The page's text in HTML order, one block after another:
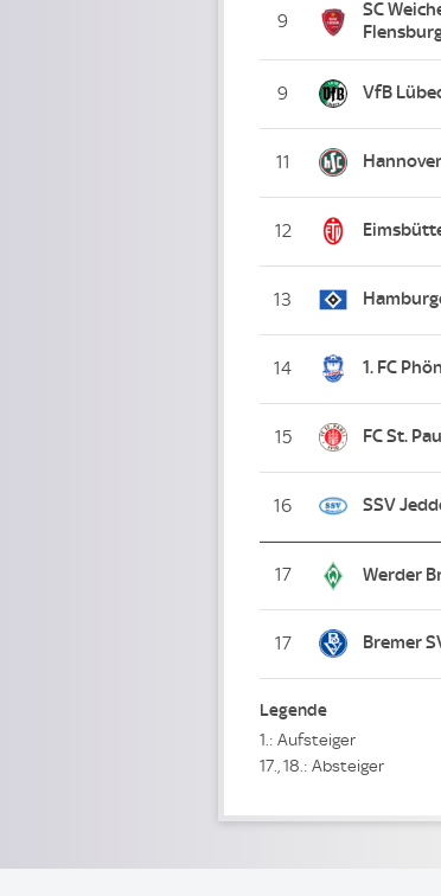
9
SC
9 VfB
11
12
13
14 1. FC
15 FC St.
16 SSV
17 Werder
17 Bremer
Legende
1.: Aufsteiger
17., 18.: Absteiger